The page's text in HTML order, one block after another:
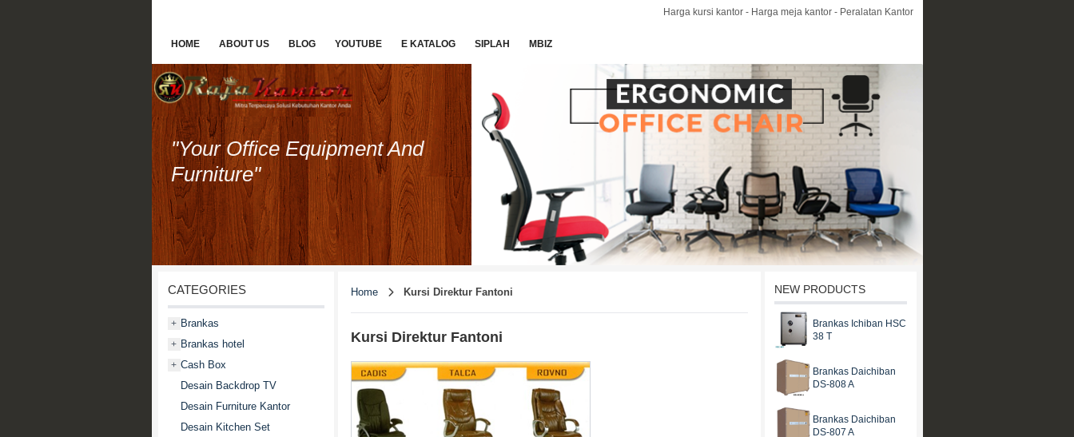
Harga kursi kantor - Harga meja kantor - Peralatan Kantor
HOME ABOUT US BLOG YOUTUBE E KATALOG SIPLAH MBIZ
"Your Office Equipment And
Furniture"
CATEGORIES
+ Brankas
+ Brankas hotel
+ Cash Box
Desain Backdrop TV
Desain Furniture Kantor
Desain Kitchen Set
Home Kursi Direktur Fantoni
Kursi Direktur Fantoni
NEW PRODUCTS
Brankas Ichiban HSC
38 T
Brankas Daichiban
DS-808 A
Brankas Daichiban
DS-807 A